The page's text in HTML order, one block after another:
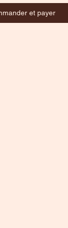
et payer